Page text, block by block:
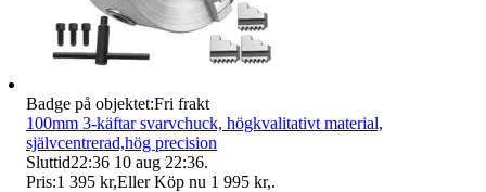
Badge på objektet:Fri frakt
100mm 3-käftar svarvchuck, högkvalitativt material,
självcentrerad,hög precision
Sluttid22:36 10 aug 22:36.
Pris:1 395 kr,Eller Köp nu 1 995 kr,.